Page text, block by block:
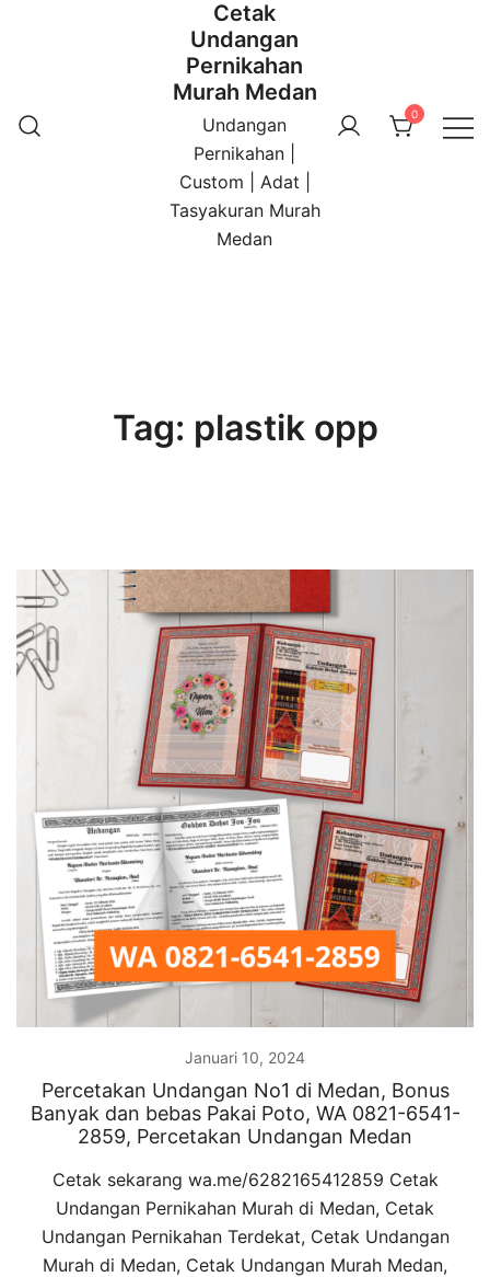
Cetak
Undangan
Pernikahan
Murah Medan
Undangan
Pernikahan |
Custom | Adat |
Tasyakuran Murah
Medan
0
Tag: plastik opp
Januari 10, 2024
Percetakan Undangan No1 di Medan, Bonus
Banyak dan bebas Pakai Poto, WA 0821-6541-
2859, Percetakan Undangan Medan
Cetak sekarang wa.me/6282165412859 Cetak
Undangan Pernikahan Murah di Medan, Cetak
Undangan Pernikahan Terdekat, Cetak Undangan
Murah di Medan, Cetak Undangan Murah Medan,